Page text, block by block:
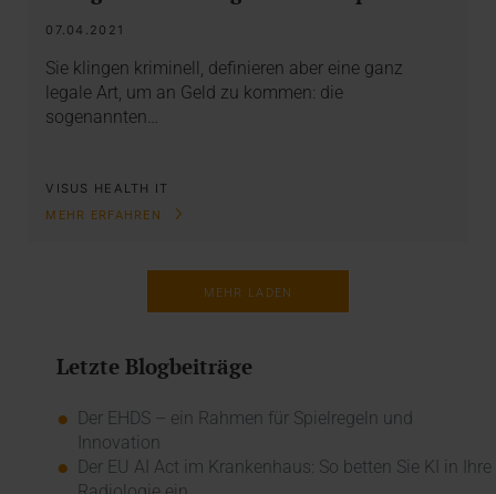
07.04.2021
Sie klingen kriminell, definieren aber eine ganz
legale Art, um an Geld zu kommen: die
sogenannten…
VISUS HEALTH IT
MEHR ERFAHREN
MEHR LADEN
Letzte Blogbeiträge
Der EHDS – ein Rahmen für Spielregeln und
Innovation
Der EU AI Act im Krankenhaus: So betten Sie KI in Ihre